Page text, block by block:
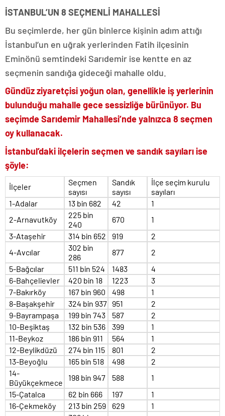
İSTANBUL’UN 8 SEÇMENLİ MAHALLESİ
Bu seçimlerde, her gün binlerce kişinin adım attığı
İstanbul’un en uğrak yerlerinden Fatih ilçesinin
Eminönü semtindeki Sarıdemir ise kentte en az
seçmenin sandığa gideceği mahalle oldu.
Gündüz ziyaretçisi yoğun olan, genellikle iş yerlerinin
bulunduğu mahalle gece sessizliğe bürünüyor. Bu
seçimde Sarıdemir Mahallesi’nde yalnızca 8 seçmen
oy kullanacak.
İstanbul’daki ilçelerin seçmen ve sandık sayıları ise
şöyle:
İlçeler
Seçmen
sayısı
Sandık
sayısı
İlçe seçim kurulu
sayıları
1-Adalar
13 bin 682 42
1
2-Arnavutköy
225 bin
240
670
1
3-Ataşehir
314 bin 652 919
2
4-Avcılar
302 bin
286
877
2
5-Bağcılar
511 bin 524 1483
4
6-Bahçelievler
420 bin 18 1223
3
7-Bakırköy
167 bin 960 498
1
8-Başakşehir
324 bin 937 951
2
9-Bayrampaşa
199 bin 743 587
2
10-Beşiktaş
132 bin 536 399
1
11-Beykoz
186 bin 911 564
1
12-Beylikdüzü
274 bin 115 801
2
13-Beyoğlu
165 bin 518 498
2
14-
Büyükçekmece
198 bin 947 588
1
15-Çatalca
62 bin 666 197
1
16-Çekmeköy
213 bin 259 629
1